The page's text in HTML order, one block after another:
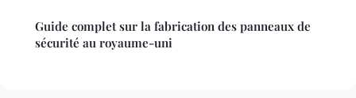
Guide complet sur la fabrication des panneaux de
sécurité au royaume-uni